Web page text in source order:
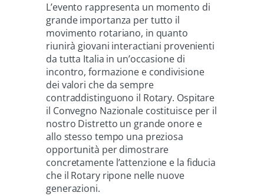
L’evento rappresenta un momento di
grande importanza per tutto il
movimento rotariano, in quanto
riunirà giovani interactiani provenienti
da tutta Italia in un’occasione di
incontro, formazione e condivisione
dei valori che da sempre
contraddistinguono il Rotary. Ospitare
il Convegno Nazionale costituisce per il
nostro Distretto un grande onore e
allo stesso tempo una preziosa
opportunità per dimostrare
concretamente l’attenzione e la fiducia
che il Rotary ripone nelle nuove
generazioni.